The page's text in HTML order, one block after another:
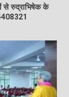
से रुद्राभिषेक के